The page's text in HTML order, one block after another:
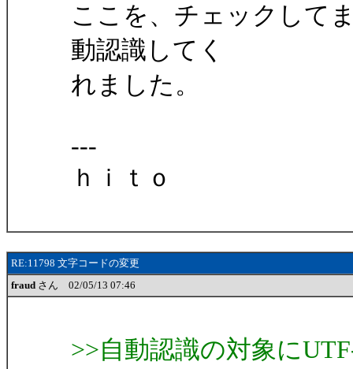
ここを、チェックして
動認識してく
れました。
---
ｈｉｔｏ
RE:11798 文字コードの変更
fraud さん 02/05/13 07:46
>>自動認識の対象に